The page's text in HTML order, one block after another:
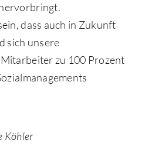
dass auch in Zukunft
sich unsere
zu 100 Prozent
Köhler